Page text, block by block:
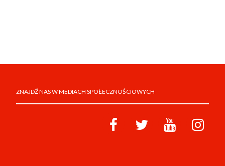
ZNAJDŹ NAS W MEDIACH SPOŁECZNOŚCIOWYCH